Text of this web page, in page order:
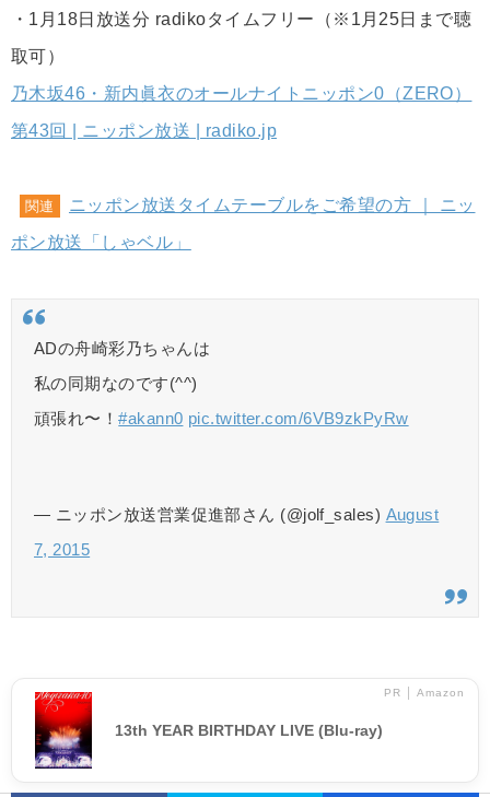
・1月18日放送分 radikoタイムフリー（※1月25日まで聴
取可）
乃木坂46・新内眞衣のオールナイトニッポン0（ZERO）
第43回 | ニッポン放送 | radiko.jp
関連
ニッポン放送タイムテーブルをご希望の方 ｜ ニッ
ポン放送「しゃベル」
ADの舟崎彩乃ちゃんは
私の同期なのです(^^)
頑張れ〜！#akann0 pic.twitter.com/6VB9zkPyRw
— ニッポン放送営業促進部さん (@jolf_sales) August
7, 2015
PR │ Amazon
13th YEAR BIRTHDAY LIVE (Blu-ray)